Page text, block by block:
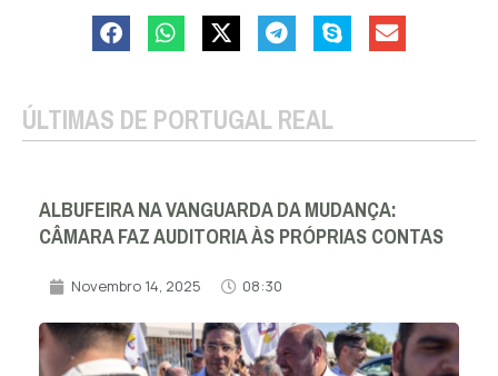
ÚLTIMAS DE PORTUGAL REAL
ALBUFEIRA NA VANGUARDA DA MUDANÇA:
CÂMARA FAZ AUDITORIA ÀS PRÓPRIAS CONTAS
Novembro 14, 2025 08:30